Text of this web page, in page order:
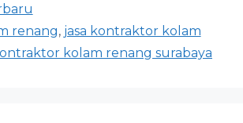
renang, jasa kontraktor kolam
kolam renang surabaya